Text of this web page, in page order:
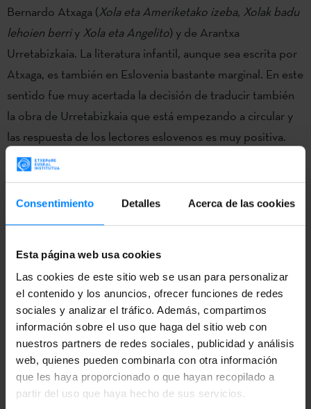
Consentimiento Detalles Acerca de las cookies
Esta página web usa cookies
Las cookies de este sitio web se usan para personalizar
el contenido y los anuncios, ofrecer funciones de redes
sociales y analizar el tráfico. Además, compartimos
información sobre el uso que haga del sitio web con
nuestros partners de redes sociales, publicidad y análisis
web, quienes pueden combinarla con otra información
que les haya proporcionado o que hayan recopilado a
partir del uso que haya hecho de sus servicios.
Bernardo Atxaga (Xola eta Ameriketako izeba, Xolak badu
lehoien berriy Xola eta Angelito) y de Arantxa
Urretabizkaia. La literatura infantil, aunque sea escrita por
Atxaga, es también en Eslovenia bastante marginal. En este
sentido fue muy acertada la decisión de traducir también
la obra de Urretabizkaia que está empezando a circular y
las respuesta de los lectores eslovenos es muy positiva.
Gracias al proyecto he podido traducir también otras
larri;Adio, Jonas(Juan Kruz Igerabide). Ahora estoy
traduciendo poesía.
¿Has tenido contacto con los propios autores en el
proceso? ¿Te han aconsejado?
Sí, lo he tenido, pero no me han aconsejado. En realidad,
no hemos hablado de las cosas concretas de los textos,
sino más bien de su obra en general. Para mí los contactos